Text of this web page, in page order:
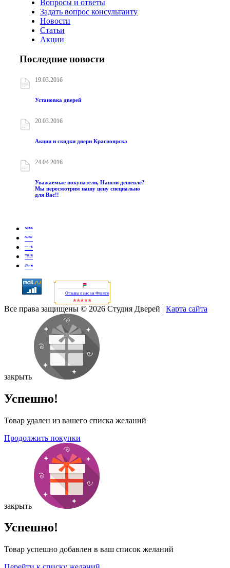
Вопросы и ответы
Задать вопрос консультанту
Новости
Статьи
Акции
Последние новости
19.03.2016
Установка дверей
20.03.2016
Акции и скидки двери Красноярска
24.04.2016
Уважаемые покупатели, Нашли дешевле?
Мы пересмотрим нашу цену специально
для Вас!!
Отзывы о нас на Флампе
Все права защищены © 2026 Студия Дверей | Карта сайта
закрыть
Успешно!
Товар удален из вашего списка желаний
Продолжить покупки
закрыть
Успешно!
Товар успешно добавлен в ваш список желаний